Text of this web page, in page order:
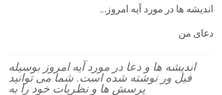
اندیشه ها در مورد آیه امروز...
دعای من
اندیشه ها و دعا در مورد آیه امروز بوسیله
فیل ور نوشته شده است. شما می توانید
پرسش ها و نظریات خود را به